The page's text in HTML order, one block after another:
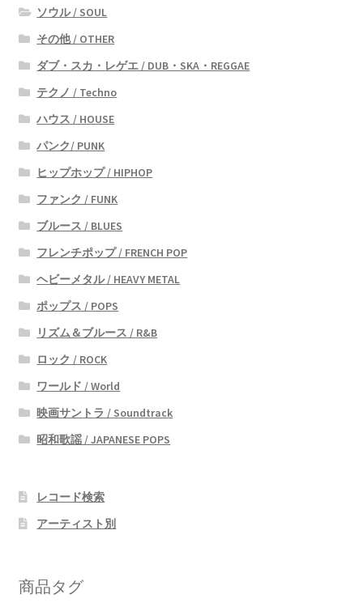
ソウル / SOUL
その他 / OTHER
ダブ・スカ・レゲエ / DUB・SKA・REGGAE
テクノ / Techno
ハウス / HOUSE
パンク/ PUNK
ヒップホップ / HIPHOP
ファンク / FUNK
ブルース / BLUES
フレンチポップ / FRENCH POP
ヘビーメタル / HEAVY METAL
ポップス / POPS
リズム＆ブルース / R&B
ロック / ROCK
ワールド / World
映画サントラ / Soundtrack
昭和歌謡 / JAPANESE POPS
レコード検索
アーティスト別
商品タグ